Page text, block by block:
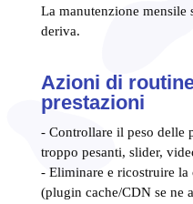
La manutenzione mensile
deriva.
Azioni di
prestazioni
- Controllare il peso delle
troppo pesanti, slider,
- Eliminare e ricostruire
(plugin cache/CDN se ne